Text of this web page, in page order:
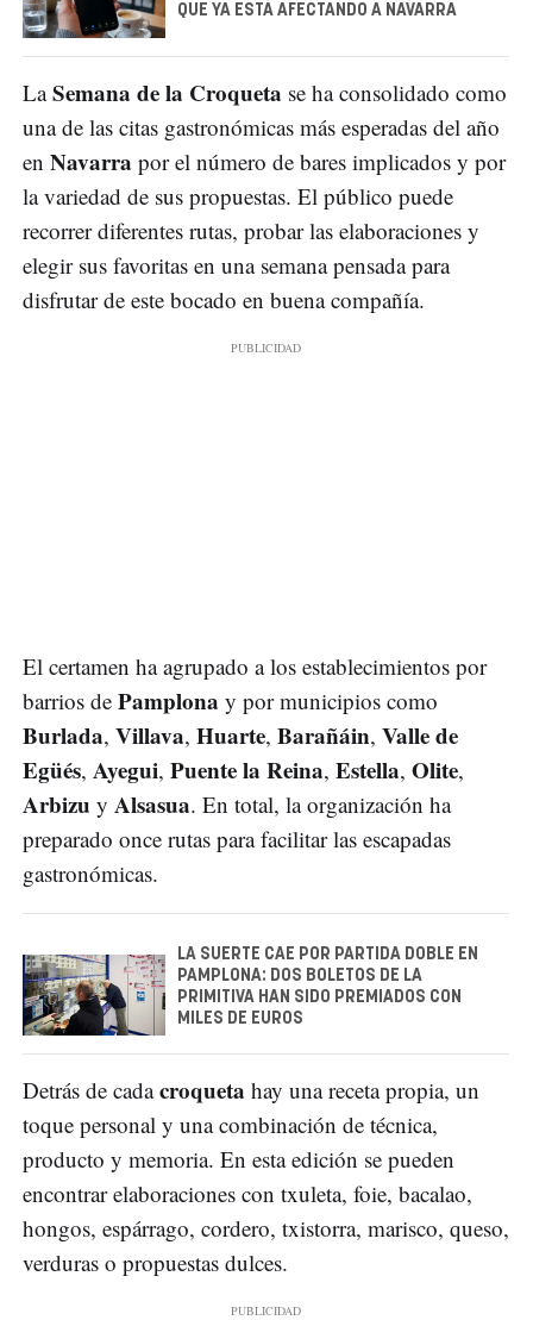
QUE YA ESTÁ AFECTANDO A NAVARRA
LaSemana de la Croqueta se ha consolidado como
una de las citas gastronómicas más esperadas del año
en Navarra por el número de bares implicados y por
la variedad de sus propuestas. El público puede
recorrer diferentes rutas, probar las elaboraciones y
elegir sus favoritas en una semana pensada para
disfrutar de este bocado en buena compañía.
El certamen ha agrupado a los establecimientos por
barrios de Pamplona y por municipios como
Burlada, Villava, Huarte, Barañáin, Valle de
Egüés, Ayegui, Puente la Reina, Estella, Olite,
Arbizu y Alsasua. En total, la organización ha
preparado once rutas para facilitar las escapadas
gastronómicas.
LA SUERTE CAE POR PARTIDA DOBLE EN
PAMPLONA: DOS BOLETOS DE LA
PRIMITIVA HAN SIDO PREMIADOS CON
MILES DE EUROS
Detrás de cadacroqueta hay una receta propia, un
toque personal y una combinación de técnica,
producto y memoria. En esta edición se pueden
encontrar elaboraciones con txuleta, foie, bacalao,
hongos, espárrago, cordero, txistorra, marisco, queso,
verduras o propuestas dulces.